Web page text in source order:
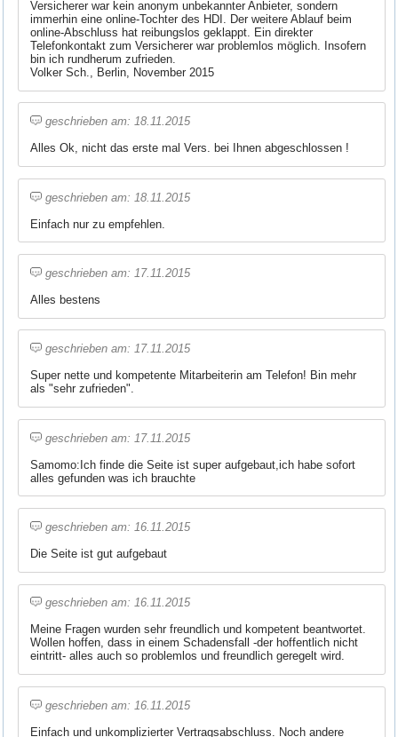
Versicherer war kein anonym unbekannter Anbieter, sondern
immerhin eine online-Tochter des HDI. Der weitere Ablauf beim
online-Abschluss hat reibungslos geklappt. Ein direkter
Telefonkontakt zum Versicherer war problemlos möglich. Insofern
bin ich rundherum zufrieden.
Volker Sch., Berlin, November 2015
geschrieben am: 18.11.2015
Alles Ok, nicht das erste mal Vers. bei Ihnen abgeschlossen !
geschrieben am: 18.11.2015
Einfach nur zu empfehlen.
geschrieben am: 17.11.2015
Alles bestens
geschrieben am: 17.11.2015
Super nette und kompetente Mitarbeiterin am Telefon! Bin mehr
als "sehr zufrieden".
geschrieben am: 17.11.2015
Samomo:Ich finde die Seite ist super aufgebaut,ich habe sofort
alles gefunden was ich brauchte
geschrieben am: 16.11.2015
Die Seite ist gut aufgebaut
geschrieben am: 16.11.2015
Meine Fragen wurden sehr freundlich und kompetent beantwortet.
Wollen hoffen, dass in einem Schadensfall -der hoffentlich nicht
eintritt- alles auch so problemlos und freundlich geregelt wird.
geschrieben am: 16.11.2015
Einfach und unkomplizierter Vertragsabschluss. Noch andere